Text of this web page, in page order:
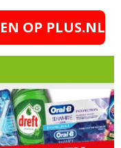
OP PLUS.NL